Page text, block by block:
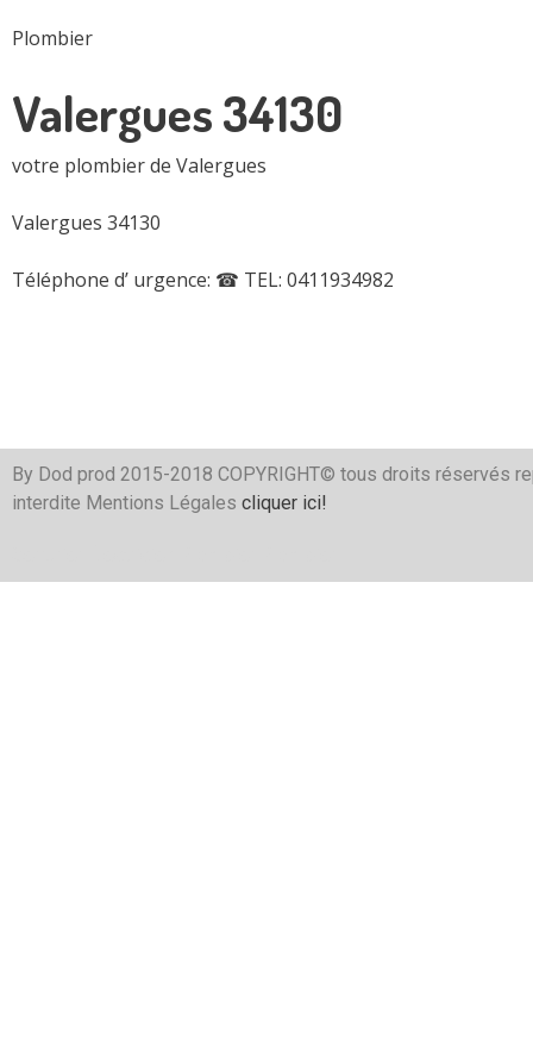
Plombier
Valergues 34130
votre plombier de Valergues
Valergues 34130
Téléphone d’ urgence: ☎ TEL: 0411934982
By Dod prod 2015-2018 COPYRIGHT© tous droits réservés
interdite Mentions Légales cliquer ici!